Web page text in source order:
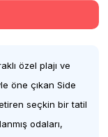
özel plajı ve
öne çıkan Side
seçkin bir tatil
odaları,